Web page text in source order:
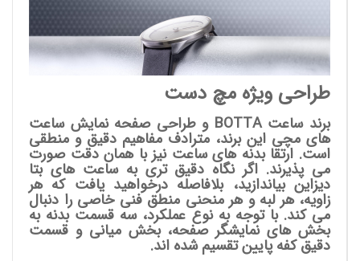
طراحی ویژه مچ دست
برند ساعت BOTTA و طراحی صفحه نمایش ساعت
های مچی این برند، مترادف مفاهیم دقیق و منطقی
است. ارتقا بدنه های ساعت نیز با همان دقت صورت
می پذیرند. اگر نگاه دقیق تری به ساعت های بتا
دیزاین بیاندازید، بلافاصله درخواهید یافت که هر
زاویه، هر لبه و هر منحنی منطق فنی خاصی را دنبال
می کند. با توجه به نوع عملکرد، سه قسمت بدنه به
بخش های نمایشگر صفحه، بخش میانی و قسمت
دقیق کفه پایین تقسیم شده اند.